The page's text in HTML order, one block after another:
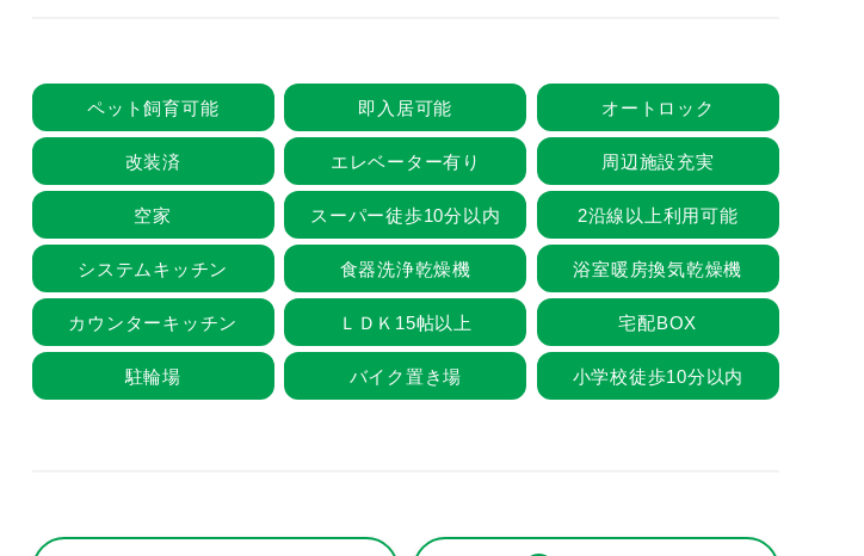
ペット飼育可能 即入居可能 オートロック
改装済 エレベーター有り 周辺施設充実
空家 スーパー徒歩10分以内 2沿線以上利用可能
システムキッチン 食器洗浄乾燥機 浴室暖房換気乾燥機
カウンターキッチン ＬＤＫ15帖以上 宅配BOX
駐輪場 バイク置き場 小学校徒歩10分以内